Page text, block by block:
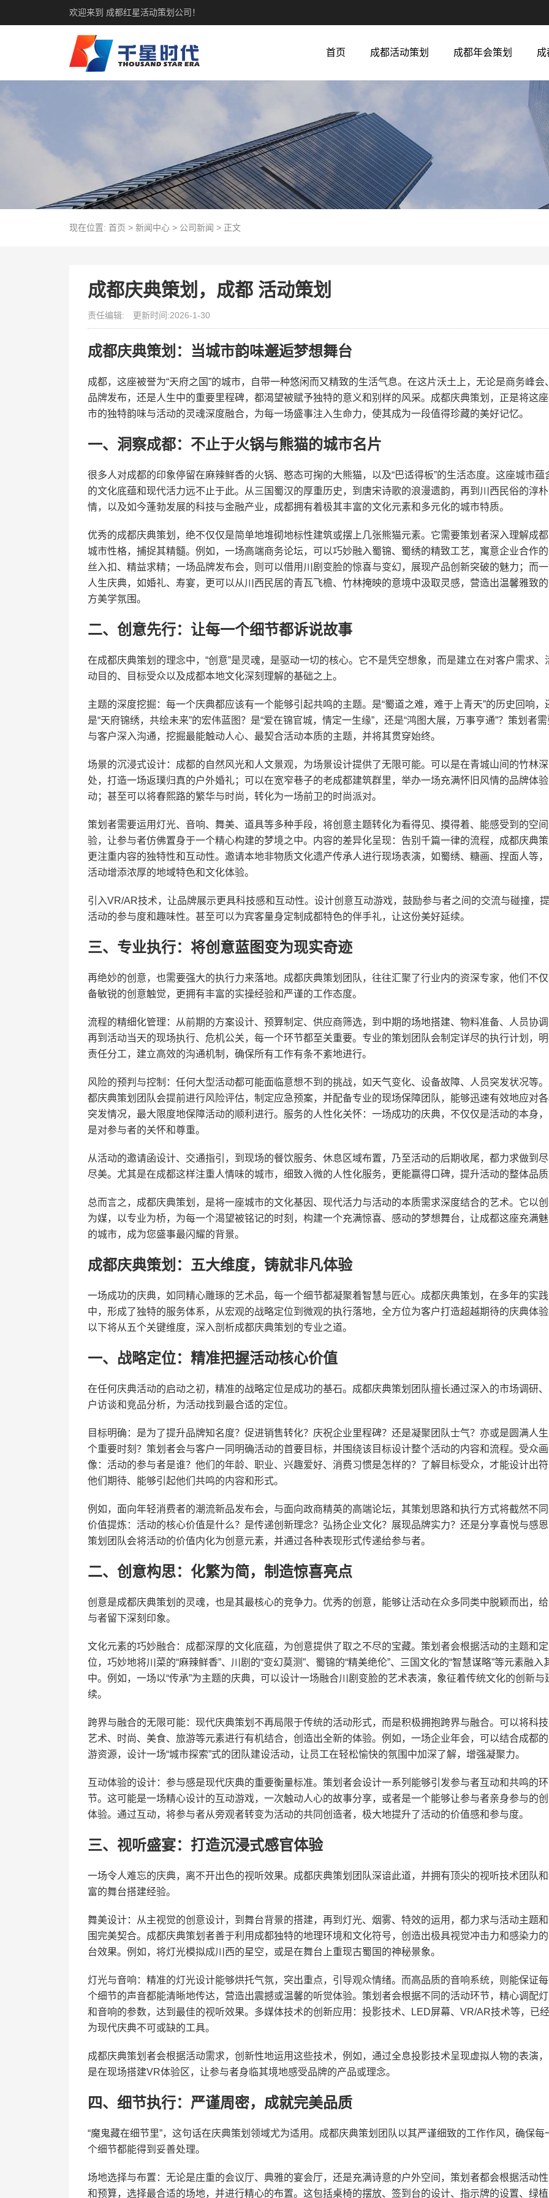
欢迎来到 成都红星活动策划公司！
首页 成都活动策划 成都年会策划 成
现在位置: 首页 > 新闻中心> 公司新闻 > 正文
成都庆典策划，成都 活动策划
责任编辑: 更新时间:2026-1-30
成都庆典策划：当城市韵味邂逅梦想舞台
成都，这座被誉为“天府之国”的城市，自带一种悠闲而又精致的生活气息。在这片沃土上，无论是商务峰会、
品牌发布，还是人生中的重要里程碑，都渴望被赋予独特的意义和别样的风采。成都庆典策划，正是将这
市的独特韵味与活动的灵魂深度融合，为每一场盛事注入生命力，使其成为一段值得珍藏的美好记忆。
一、洞察成都：不止于火锅与熊猫的城市名片
很多人对成都的印象停留在麻辣鲜香的火锅、憨态可掬的大熊猫，以及“巴适得板”的生活态度。这座城市蕴
的文化底蕴和现代活力远不止于此。从三国蜀汉的厚重历史，到唐宋诗歌的浪漫遗韵，再到川西民俗的淳
情，以及如今蓬勃发展的科技与金融产业，成都拥有着极其丰富的文化元素和多元化的城市特质。
优秀的成都庆典策划，绝不仅仅是简单地堆砌地标性建筑或摆上几张熊猫元素。它需要策划者深入理解成
城市性格，捕捉其精髓。例如，一场高端商务论坛，可以巧妙融入蜀锦、蜀绣的精致工艺，寓意企业合作
丝入扣、精益求精；一场品牌发布会，则可以借用川剧变脸的惊喜与变幻，展现产品创新突破的魅力；而
人生庆典，如婚礼、寿宴，更可以从川西民居的青瓦飞檐、竹林掩映的意境中汲取灵感，营造出温馨雅致
方美学氛围。
二、创意先行：让每一个细节都诉说故事
在成都庆典策划的理念中，“创意”是灵魂，是驱动一切的核心。它不是凭空想象，而是建立在对客户需求、
动目的、目标受众以及成都本地文化深刻理解的基础之上。
主题的深度挖掘：每一个庆典都应该有一个能够引起共鸣的主题。是“蜀道之难，难于上青天”的历史回响，
是“天府锦绣，共绘未来”的宏伟蓝图？是“爱在锦官城，情定一生缘”，还是“鸿图大展，万事亨通”？策划者需
与客户深入沟通，挖掘最能触动人心、最契合活动本质的主题，并将其贯穿始终。
场景的沉浸式设计：成都的自然风光和人文景观，为场景设计提供了无限可能。可以是在青城山间的竹林深
处，打造一场返璞归真的户外婚礼；可以在宽窄巷子的老成都建筑群里，举办一场充满怀旧风情的品牌体
动；甚至可以将春熙路的繁华与时尚，转化为一场前卫的时尚派对。
策划者需要运用灯光、音响、舞美、道具等多种手段，将创意主题转化为看得见、摸得着、能感受到的空
验，让参与者仿佛置身于一个精心构建的梦境之中。内容的差异化呈现：告别千篇一律的流程，成都庆典策
更注重内容的独特性和互动性。邀请本地非物质文化遗产传承人进行现场表演，如蜀绣、糖画、捏面人等
活动增添浓厚的地域特色和文化体验。
引入VR/AR技术，让品牌展示更具科技感和互动性。设计创意互动游戏，鼓励参与者之间的交流与碰撞，
活动的参与度和趣味性。甚至可以为宾客量身定制成都特色的伴手礼，让这份美好延续。
三、专业执行：将创意蓝图变为现实奇迹
再绝妙的创意，也需要强大的执行力来落地。成都庆典策划团队，往往汇聚了行业内的资深专家，他们不
备敏锐的创意触觉，更拥有丰富的实操经验和严谨的工作态度。
流程的精细化管理：从前期的方案设计、预算制定、供应商筛选，到中期的场地搭建、物料准备、人员协调
再到活动当天的现场执行、危机公关，每一个环节都至关重要。专业的策划团队会制定详尽的执行计划，
责任分工，建立高效的沟通机制，确保所有工作有条不紊地进行。
风险的预判与控制：任何大型活动都可能面临意想不到的挑战，如天气变化、设备故障、人员突发状况等
都庆典策划团队会提前进行风险评估，制定应急预案，并配备专业的现场保障团队，能够迅速有效地应对
突发情况，最大限度地保障活动的顺利进行。服务的人性化关怀：一场成功的庆典，不仅仅是活动的本身，
是对参与者的关怀和尊重。
从活动的邀请函设计、交通指引，到现场的餐饮服务、休息区域布置，乃至活动的后期收尾，都力求做到
尽美。尤其是在成都这样注重人情味的城市，细致入微的人性化服务，更能赢得口碑，提升活动的整体品质
总而言之，成都庆典策划，是将一座城市的文化基因、现代活力与活动的本质需求深度结合的艺术。它以
为媒，以专业为桥，为每一个渴望被铭记的时刻，构建一个充满惊喜、感动的梦想舞台，让成都这座充满
的城市，成为您盛事最闪耀的背景。
成都庆典策划：五大维度，铸就非凡体验
一场成功的庆典，如同精心雕琢的艺术品，每一个细节都凝聚着智慧与匠心。成都庆典策划，在多年的实践
中，形成了独特的服务体系，从宏观的战略定位到微观的执行落地，全方位为客户打造超越期待的庆典体验
以下将从五个关键维度，深入剖析成都庆典策划的专业之道。
一、战略定位：精准把握活动核心价值
在任何庆典活动的启动之初，精准的战略定位是成功的基石。成都庆典策划团队擅长通过深入的市场调研
户访谈和竞品分析，为活动找到最合适的定位。
目标明确：是为了提升品牌知名度？促进销售转化？庆祝企业里程碑？还是凝聚团队士气？亦或是圆满人
个重要时刻？策划者会与客户一同明确活动的首要目标，并围绕该目标设计整个活动的内容和流程。受众画
像：活动的参与者是谁？他们的年龄、职业、兴趣爱好、消费习惯是怎样的？了解目标受众，才能设计出
他们期待、能够引起他们共鸣的内容和形式。
例如，面向年轻消费者的潮流新品发布会，与面向政商精英的高端论坛，其策划思路和执行方式将截然不同
价值提炼：活动的核心价值是什么？是传递创新理念？弘扬企业文化？展现品牌实力？还是分享喜悦与感恩
策划团队会将活动的价值内化为创意元素，并通过各种表现形式传递给参与者。
二、创意构思：化繁为简，制造惊喜亮点
创意是成都庆典策划的灵魂，也是其最核心的竞争力。优秀的创意，能够让活动在众多同类中脱颖而出，
与者留下深刻印象。
文化元素的巧妙融合：成都深厚的文化底蕴，为创意提供了取之不尽的宝藏。策划者会根据活动的主题和定
位，巧妙地将川菜的“麻辣鲜香”、川剧的“变幻莫测”、蜀锦的“精美绝伦”、三国文化的“智慧谋略”等元素融入
中。例如，一场以“传承”为主题的庆典，可以设计一场融合川剧变脸的艺术表演，象征着传统文化的创新与
续。
跨界与融合的无限可能：现代庆典策划不再局限于传统的活动形式，而是积极拥抱跨界与融合。可以将科技
艺术、时尚、美食、旅游等元素进行有机结合，创造出全新的体验。例如，一场企业年会，可以结合成都
游资源，设计一场“城市探索”式的团队建设活动，让员工在轻松愉快的氛围中加深了解，增强凝聚力。
互动体验的设计：参与感是现代庆典的重要衡量标准。策划者会设计一系列能够引发参与者互动和共鸣的环
节。这可能是一场精心设计的互动游戏，一次触动人心的故事分享，或者是一个能够让参与者亲身参与的
体验。通过互动，将参与者从旁观者转变为活动的共同创造者，极大地提升了活动的价值感和参与度。
三、视听盛宴：打造沉浸式感官体验
一场令人难忘的庆典，离不开出色的视听效果。成都庆典策划团队深谙此道，并拥有顶尖的视听技术团队
富的舞台搭建经验。
舞美设计：从主视觉的创意设计，到舞台背景的搭建，再到灯光、烟雾、特效的运用，都力求与活动主题
围完美契合。成都庆典策划者善于利用成都独特的地理环境和文化符号，创造出极具视觉冲击力和感染力
台效果。例如，将灯光模拟成川西的星空，或是在舞台上重现古蜀国的神秘景象。
灯光与音响：精准的灯光设计能够烘托气氛，突出重点，引导观众情绪。而高品质的音响系统，则能保证
个细节的声音都能清晰地传达，营造出震撼或温馨的听觉体验。策划者会根据不同的活动环节，精心调配
和音响的参数，达到最佳的视听效果。多媒体技术的创新应用：投影技术、LED屏幕、VR/AR技术等，已
为现代庆典不可或缺的工具。
成都庆典策划者会根据活动需求，创新性地运用这些技术，例如，通过全息投影技术呈现虚拟人物的表演
是在现场搭建VR体验区，让参与者身临其境地感受品牌的产品或理念。
四、细节执行：严谨周密，成就完美品质
“魔鬼藏在细节里”，这句话在庆典策划领域尤为适用。成都庆典策划团队以其严谨细致的工作作风，确保每
个细节都能得到妥善处理。
场地选择与布置：无论是庄重的会议厅、典雅的宴会厅，还是充满诗意的户外空间，策划者都会根据活动
和预算，选择最合适的场地，并进行精心的布置。这包括桌椅的摆放、签到台的设计、指示牌的设置、绿